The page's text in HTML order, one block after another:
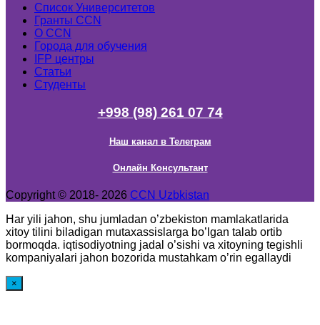
Список Университетов
Гранты ССN
О ССN
Города для обучения
IFP центры
Статьи
Студенты
+998 (98) 261 07 74
Наш канал в Телеграм
Онлайн Консультант
Copyright © 2018- 2026 CCN Uzbkistan
Har yili jahon, shu jumladan o’zbekiston mamlakatlarida
xitoy tilini biladigan mutaxassislarga bo’lgan talab ortib
bormoqda. iqtisodiyotning jadal o’sishi va xitoyning tegishli
kompaniyalari jahon bozorida mustahkam o’rin egallaydi
×